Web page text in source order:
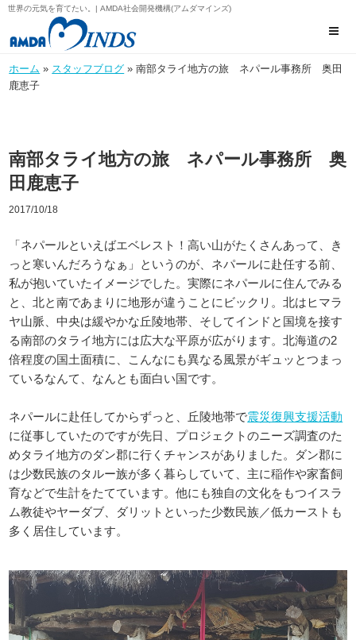
世界の元気を育てたい。| AMDA社会開発機構(アムダマインズ)
ホーム » スタッフブログ » 南部タライ地方の旅 ネパール事務所 奥田
鹿恵子
南部タライ地方の旅 ネパール事務所 奥
田鹿恵子
2017/10/18
「ネパールといえばエベレスト！高い山がたくさんあって、き
っと寒いんだろうなぁ」というのが、ネパールに赴任する前、
私が抱いていたイメージでした。実際にネパールに住んでみる
と、北と南であまりに地形が違うことにビックリ。北はヒマラ
ヤ山脈、中央は緩やかな丘陵地帯、そしてインドと国境を接す
る南部のタライ地方には広大な平原が広がります。北海道の2
倍程度の国土面積に、こんなにも異なる風景がギュッとつまっ
ているなんて、なんとも面白い国です。
ネパールに赴任してからずっと、丘陵地帯で震災復興支援活動
に従事していたのですが先日、プロジェクトのニーズ調査のた
めタライ地方のダン郡に行くチャンスがありました。ダン郡に
は少数民族のタルー族が多く暮らしていて、主に稲作や家畜飼
育などで生計をたてています。他にも独自の文化をもつイスラ
ム教徒やヤーダブ、ダリットといった少数民族／低カーストも
多く居住しています。